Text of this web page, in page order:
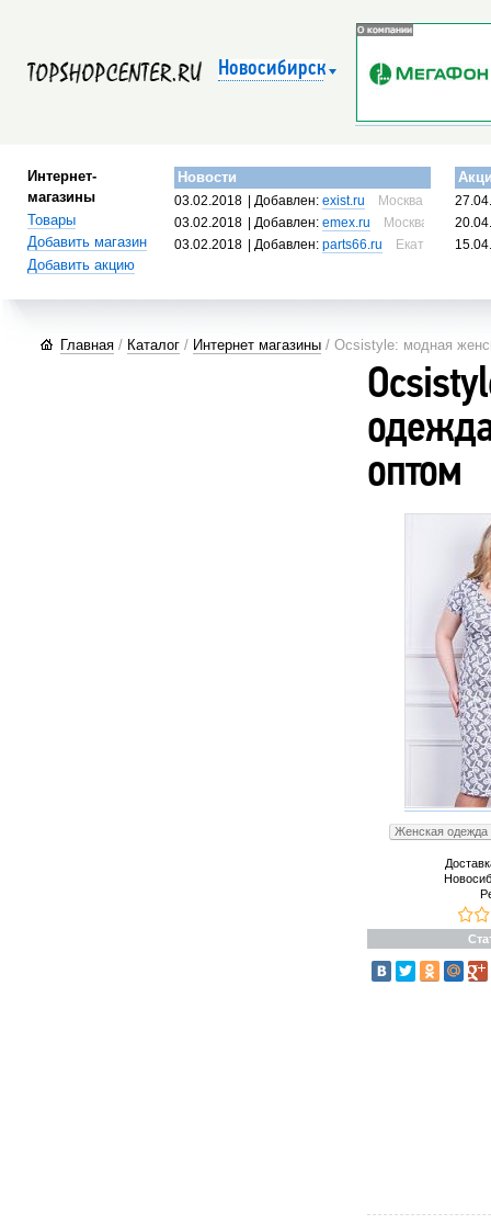
Новосибирск
Интернет-
магазины
Товары
Добавить магазин
Добавить акцию
Новости
03.02.2018 | Добавлен:exist.ru
Москва, Россия
03.02.2018
| Добавлен:emex.ru
Москва, Россия
03.02.2018
| Добавлен:parts66.ru Екатеринбург,
Главная / Каталог / Интернет магазины / Ocsistyle: модная
оптом
Женская одежда